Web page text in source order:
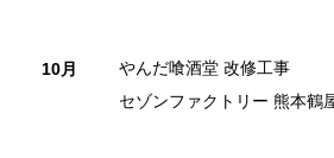
10月
やんだ喰酒堂 改修工事
セゾンファクトリー 熊本鶴